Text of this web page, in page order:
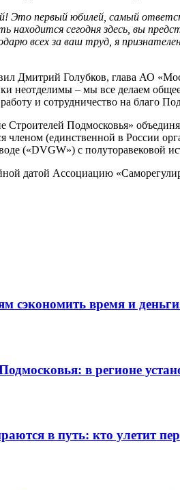
Это первый юбилей, самый
находится сегодня здесь, вы
всех за ваш труд, я
Дмитрий Голубков, глава АО
неотделимы – мы все делаем
и сотрудничество на благо
Подмосковья»
членом (единственной в России
(«DVGW») с полуторавековой
датой Ассоциацию
сэкономить время и
в регионе
в путь: кто улетит